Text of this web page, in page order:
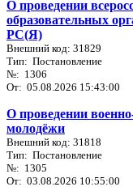
О проведении
образовательных
РС(Я)
Внешний код: 31829
Тип: Постановление
№: 1306
От: 05.08.2026 15:43:00
О проведении
молодёжи
Внешний код: 31818
Тип: Постановление
№: 1305
От: 03.08.2026 10:55:00